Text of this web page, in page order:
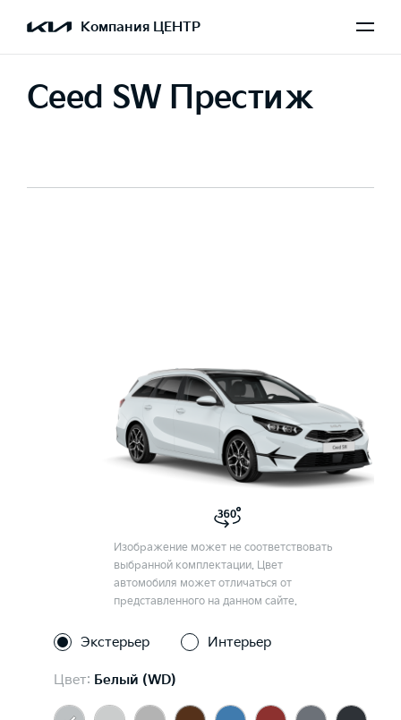
Компания ЦЕНТР
Ceed SW Престиж
Изображение может не соответствовать
выбранной комплектации. Цвет
автомобиля может отличаться от
представленного на данном сайте.
Экстерьер Интерьер
Цвет: Белый (WD)